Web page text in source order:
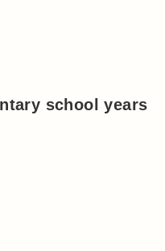
school years